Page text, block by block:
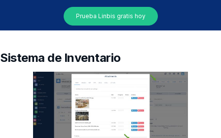
Prueba Linbis gratis hoy
Sistema de Inventario